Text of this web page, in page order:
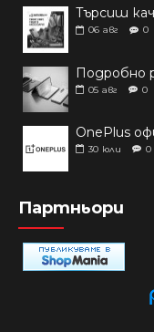
06 авг 0
05 авг 0
30 юли 0
Партньори